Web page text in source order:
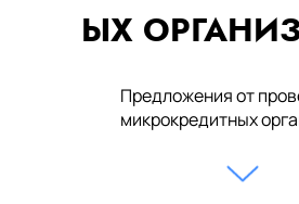
ЫХ
Предложения от
микрокредитных